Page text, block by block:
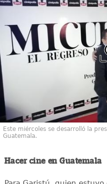
Este miércoles se desarrolló la
Guatemala.
Hacer cine en Guatemala